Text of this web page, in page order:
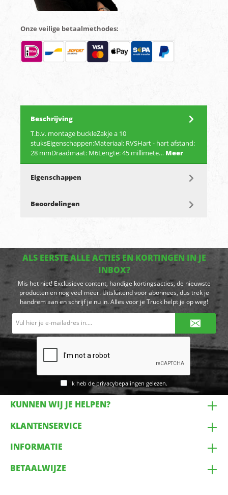
Onze veilige betaalmethodes:
Beschrijving
T.b.v. montage buckleZakje a 10
stuksEigenschappen:Materiaal: RVSHart - hart afstand:
28 mmDraadmaat: M6Lengte: 45 millimete… Meer
Eigenschappen
Beoordelingen
ALS EERSTE ALLE ACTIES EN KORTINGEN IN JE
INBOX?
Mis het niet! Exclusieve content, handige kortingsacties, de nieuwste
producten en nog veel meer. Uitsluitend voor abonnees, dus trek je
handrem aan en schrijf je nu in. Alles voor je Truck helpt je op weg!
Ik heb de privacybepalingen gelezen.
KUNNEN WIJ JE HELPEN?
KLANTENSERVICE
INFORMATIE
BETAALWIJZE